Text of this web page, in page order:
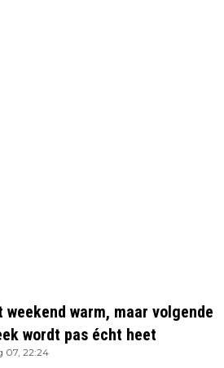
weekend warm, maar volgende
wordt pas écht heet
07, 22:24